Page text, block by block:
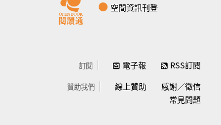
空間資訊刊登
訂閱 電子報 RSS訂閱
贊助我們 線上贊助
感謝／徵信
常見問題